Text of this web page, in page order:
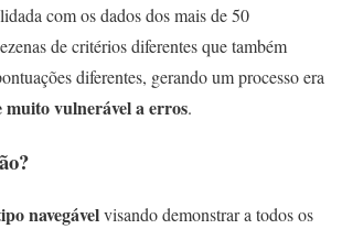
com os dados dos mais de 50
de critérios diferentes que também
diferentes, gerando um processo era
muito vulnerável a erros.
?
navegávelvisando demonstrar a todos os